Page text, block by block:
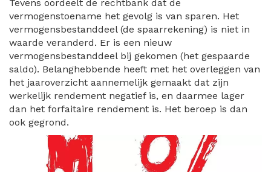
Tevens oordeelt de rechtbank dat de
vermogenstoename het gevolg is van sparen. Het
vermogensbestanddeel (de spaarrekening) is niet in
waarde veranderd. Er is een nieuw
vermogensbestanddeel bij gekomen (het gespaarde
saldo). Belanghebbende heeft met het overleggen van
het jaaroverzicht aannemelijk gemaakt dat zijn
werkelijk rendement negatief is, en daarmee lager
dan het forfaitaire rendement is. Het beroep is dan
ook gegrond.